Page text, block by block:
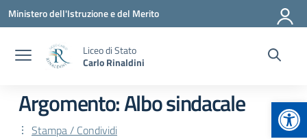
Vai ai contenuti
Vai al menu di navigazione
Vai al footer
Ministero dell'Istruzione e del Merito
Liceo di Stato
Carlo Rinaldini
Argomento: Albo sindacale
Stampa / Condividi